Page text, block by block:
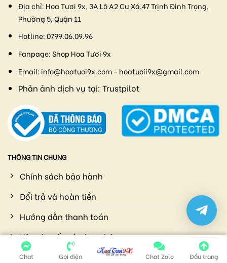
Địa chỉ: Hoa Tươi 9x, 3A Lô A2 Cư Xá,47 Trịnh Đình Trọng,
Phường 5, Quận 11
Hotline:0799.06.09.96
Fanpage:Shop Hoa Tươi 9x
Email: info@hoatuoi9x.com - hoatuoii9x@gmail.com
Phản ảnh dịch vụ tại: Trustpilot
THÔNG TIN CHUNG
Chính sách bảo hành
Đổi trả và hoàn tiền
Hướng dẫn thanh toán
Vận chuyển và giao nhận
Chính sách bảo mật
Chat Gọi điện Chat Zalo Đầu trang